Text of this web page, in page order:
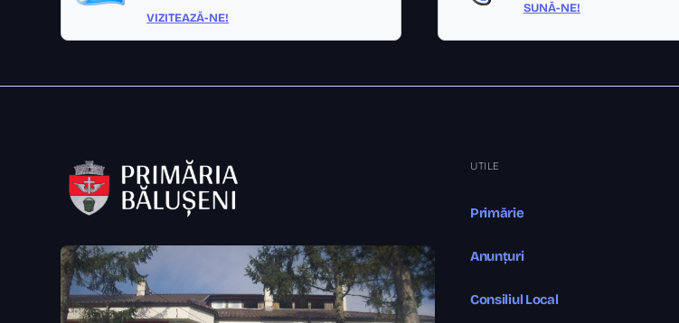
VIZITEAZĂ-NE!
SUNĂ-NE!
UTILE
Primărie
Anunțuri
Consiliul Local